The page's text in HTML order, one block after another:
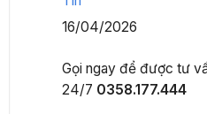
16/04/2026
Gọi ngay để được tư
24/7 0358.177.444